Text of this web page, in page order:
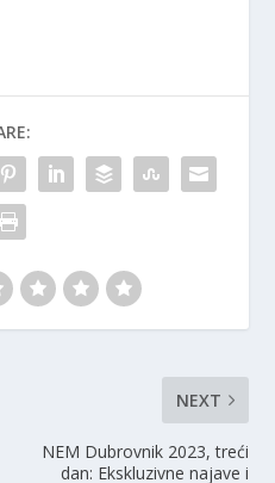
NEXT
NEM Dubrovnik 2023, treći
dan: Ekskluzivne najave i